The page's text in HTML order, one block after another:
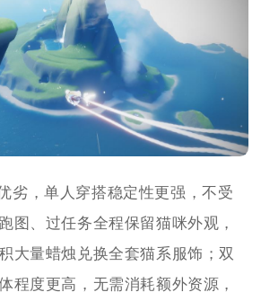
劣，单人穿搭稳定性更强，不受
图、过任务全程保留猫咪外观，
大量蜡烛兑换全套猫系服饰；双
程度更高，无需消耗额外资源，